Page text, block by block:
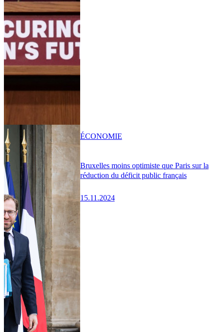
Bruxelles moins optimiste que Paris sur la
réduction du déficit public français
15.11.2024
ÉCONOMIE